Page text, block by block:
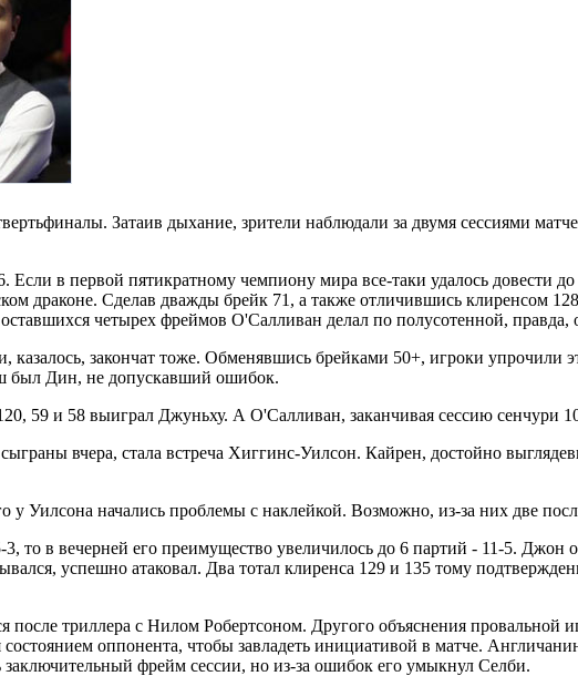
Затаив дыхание, зрители наблюдали за двумя сессиями
в первой пятикратному чемпиону мира все-таки удалось довести
драконе. Сделав дважды брейк 71, а также отличившись клиренсом
четырех фреймов О'Салливан делал по полусотенной, правда,
закончат тоже. Обменявшись брейками 50+, игроки упрочили
был Дин, не допускавший ошибок.
59 и 58 выиграл Джуньху. А О'Салливан, заканчивая сессию сенчури
вчера, стала встреча Хиггинс-Уилсон. Кайрен, достойно
Уилсона начались проблемы с наклейкой. Возможно, из-за них две
3, то в вечерней его преимущество увеличилось до 6 партий - 11-5. Джон
успешно атаковал. Два тотал клиренса 129 и 135 тому
триллера с Нилом Робертсоном. Другого объяснения провальной
оппонента, чтобы завладеть инициативой в матче.
фрейм сессии, но из-за ошибок его умыкнул Селби.